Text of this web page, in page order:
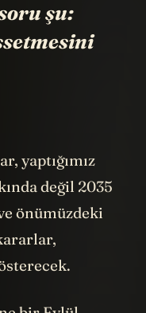
şu:
yaptığımız
değil 2035
önümüzdeki